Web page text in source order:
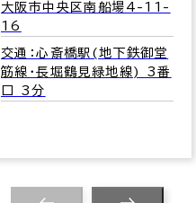
大阪市中央区南船場2-6-
28
交通：長堀橋駅(地下鉄堺筋
線･長堀鶴見緑地線) 2-B
口 3分